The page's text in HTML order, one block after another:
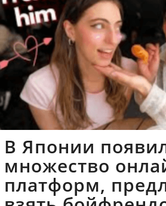
В Японии
множество
платформ,